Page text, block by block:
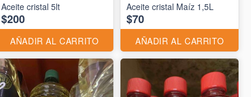
Aceite cristal 5lt
$200
AÑADIR AL CARRITO
Aceite cristal Maíz 1,5L
$70
AÑADIR AL CARRITO